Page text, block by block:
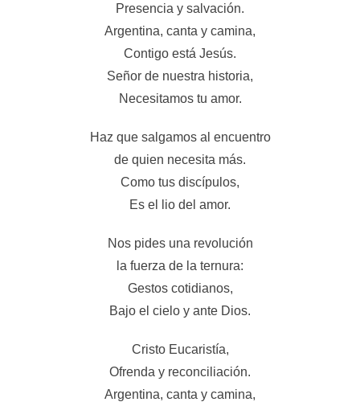
Presencia y salvación.
Argentina, canta y camina,
Contigo está Jesús.
Señor de nuestra historia,
Necesitamos tu amor.
Haz que salgamos al encuentro
de quien necesita más.
Como tus discípulos,
Es el lio del amor.
Nos pides una revolución
la fuerza de la ternura:
Gestos cotidianos,
Bajo el cielo y ante Dios.
Cristo Eucaristía,
Ofrenda y reconciliación.
Argentina, canta y camina,